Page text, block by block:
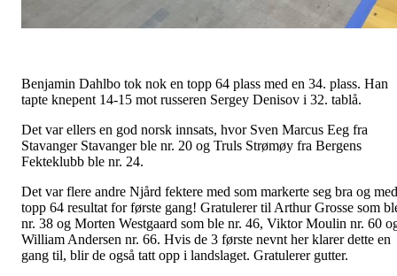
Benjamin Dahlbo tok nok en topp 64 plass med en 34. plass. Han
tapte knepent 14-15 mot russeren Sergey Denisov i 32. tablå.
Det var ellers en god norsk innsats, hvor Sven Marcus Eeg fra
Stavanger Stavanger ble nr. 20 og Truls Strømøy fra Bergens
Fekteklubb ble nr. 24.
Det var flere andre Njård fektere med som markerte seg bra og med
topp 64 resultat for første gang! Gratulerer til Arthur Grosse som
nr. 38 og Morten Westgaard som ble nr. 46, Viktor Moulin nr. 60
William Andersen nr. 66. Hvis de 3 første nevnt her klarer dette en
gang til, blir de også tatt opp i landslaget. Gratulerer gutter.